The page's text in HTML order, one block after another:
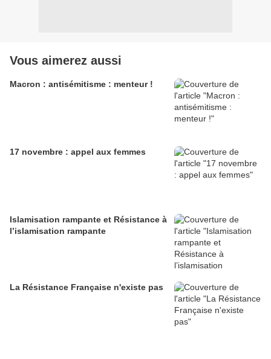
Vous aimerez aussi
Macron : antisémitisme : menteur !
17 novembre : appel aux femmes
Islamisation rampante et Résistance à
l’islamisation rampante
La Résistance Française n'existe pas